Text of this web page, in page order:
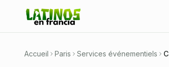
Accueil Paris Services événementiels
DJ et producteur à Paris
fusions tropicales pour